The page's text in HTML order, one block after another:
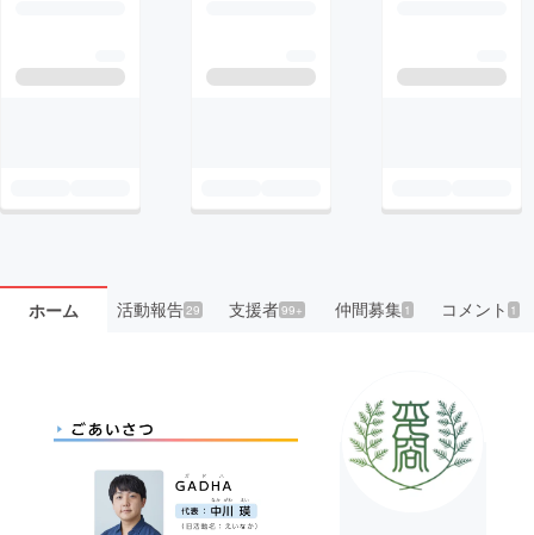
ホーム 活動報告29 支援者99+ 仲間募集 1 コメント 1